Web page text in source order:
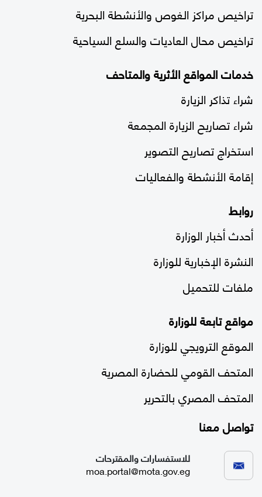
تراخيص مراكز الغوص والأنشطة البحرية
تراخيص محال العاديات والسلع السياحية
خدمات المواقع الأثرية والمتاحف
شراء تذاكر الزيارة
شراء تصاريح الزيارة المجمعة
استخراج تصاريح التصوير
إقامة الأنشطة والفعاليات
روابط
أحدث أخبار الوزارة
النشرة الإخبارية للوزارة
ملفات للتحميل
مواقع تابعة للوزارة
الموقع الترويجي للوزارة
المتحف القومي للحضارة المصرية
المتحف المصري بالتحرير
تواصل معنا
للاستفسارات والمقترحات
moa.portal@mota.gov.eg